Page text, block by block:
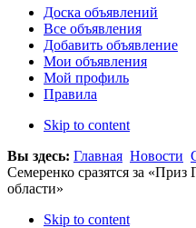
Доска объявлений
Все объявления
Добавить объявление
Мои объявления
Мой профиль
Правила
Skip to content
Вы здесь: Главная Новости
Семеренко сразятся за
области»
Skip to content